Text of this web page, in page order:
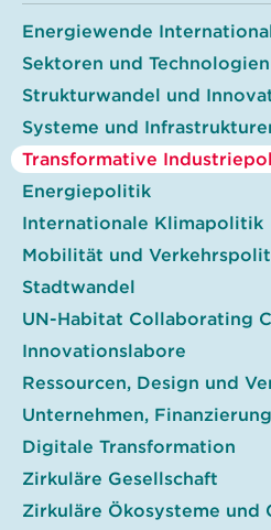
Energiewende
Sektoren und Technologien
Strukturwandel und
Systeme und
Transformative
Energiepolitik
Internationale Klimapolitik
Mobilität und
Stadtwandel
UN-Habitat Collaborating
Innovationslabore
Ressourcen, Design und
Unternehmen,
Digitale Transformation
Zirkuläre Gesellschaft
Zirkuläre Ökosysteme und